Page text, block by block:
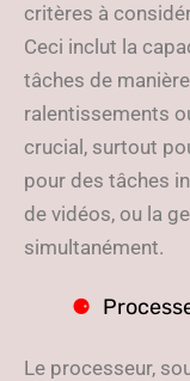
critères à
Ceci inclut la
tâches de
ralentissements
crucial, surtout
pour des tâches
de vidéos, ou la
simultanément.
Le processeur,